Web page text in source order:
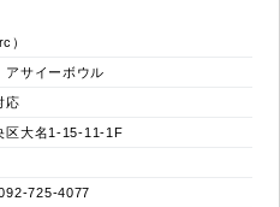
）
アサイーボウル
応
区大名1-15-11-1F
725-4077